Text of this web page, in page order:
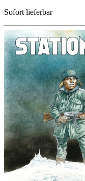
Sofort lieferbar